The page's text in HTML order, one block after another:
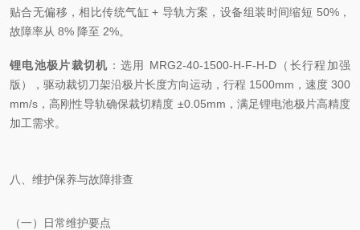
贴合无偏移，相比传统气缸 + 导轨方案，设备组装时间缩短 50%，
故障率从 8% 降至 2%。
锂电池极片裁切机 ：选用 MRG2-40-1500-H-F-H-D（长行程加强
版），驱动裁切刀架沿极片长度方向运动，行程 1500mm，速度 300
mm/s，高刚性导轨确保裁切精度 ±0.05mm，满足锂电池极片高精度
加工需求。
八、维护保养与故障排查
（一）日常维护要点